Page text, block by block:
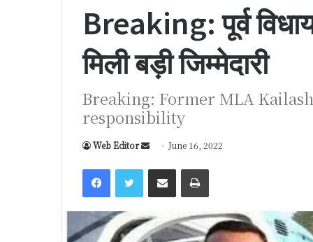
Breaking: पूर्व
मिली बड़ी जिम्मेदारी
Breaking: Former MLA
responsibility
Web Editor
d
n
June 16, 2022
Facebook